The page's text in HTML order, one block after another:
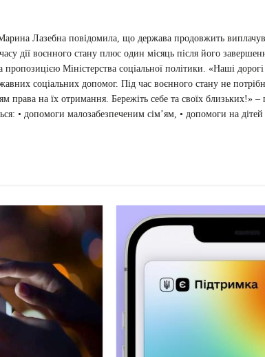
Лазебна повідомила, що держава продовжить
дії воєнного стану плюс один місяць після його
пропозицією Міністерства соціальної політики. «Наші
соціальних допомог. Під час воєнного стану не
права на їх отримання. Бережіть себе та своїх близьких!»
• допомоги малозабезпеченим сім’ям, • допомоги на